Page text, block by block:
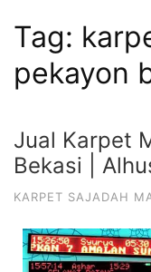
Tag:
pekayon
Jual Karpet
Bekasi |
KARPET SAJADAH